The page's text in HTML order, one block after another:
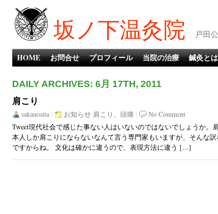
坂ノ下温灸院 戸田
HOME お問合せ プロフィール 当院の治療 鍼灸とは
DAILY ARCHIVES: 6月 17TH, 2011
肩こり
sakanosita | お知らせ 肩こり、頭痛 |
No Comment
Tweet現代社会で感じた事ない人はいないのではないでしょうか。
本人しか肩こりにならないなんて言う専門家もいますが、そんな
ですからね。 文化は確かに違うので、表現方法に違う […]